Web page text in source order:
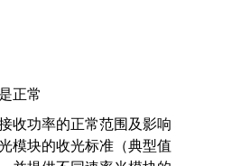
正常
收功率的正常范围及影响
模块的收光标准（典型值